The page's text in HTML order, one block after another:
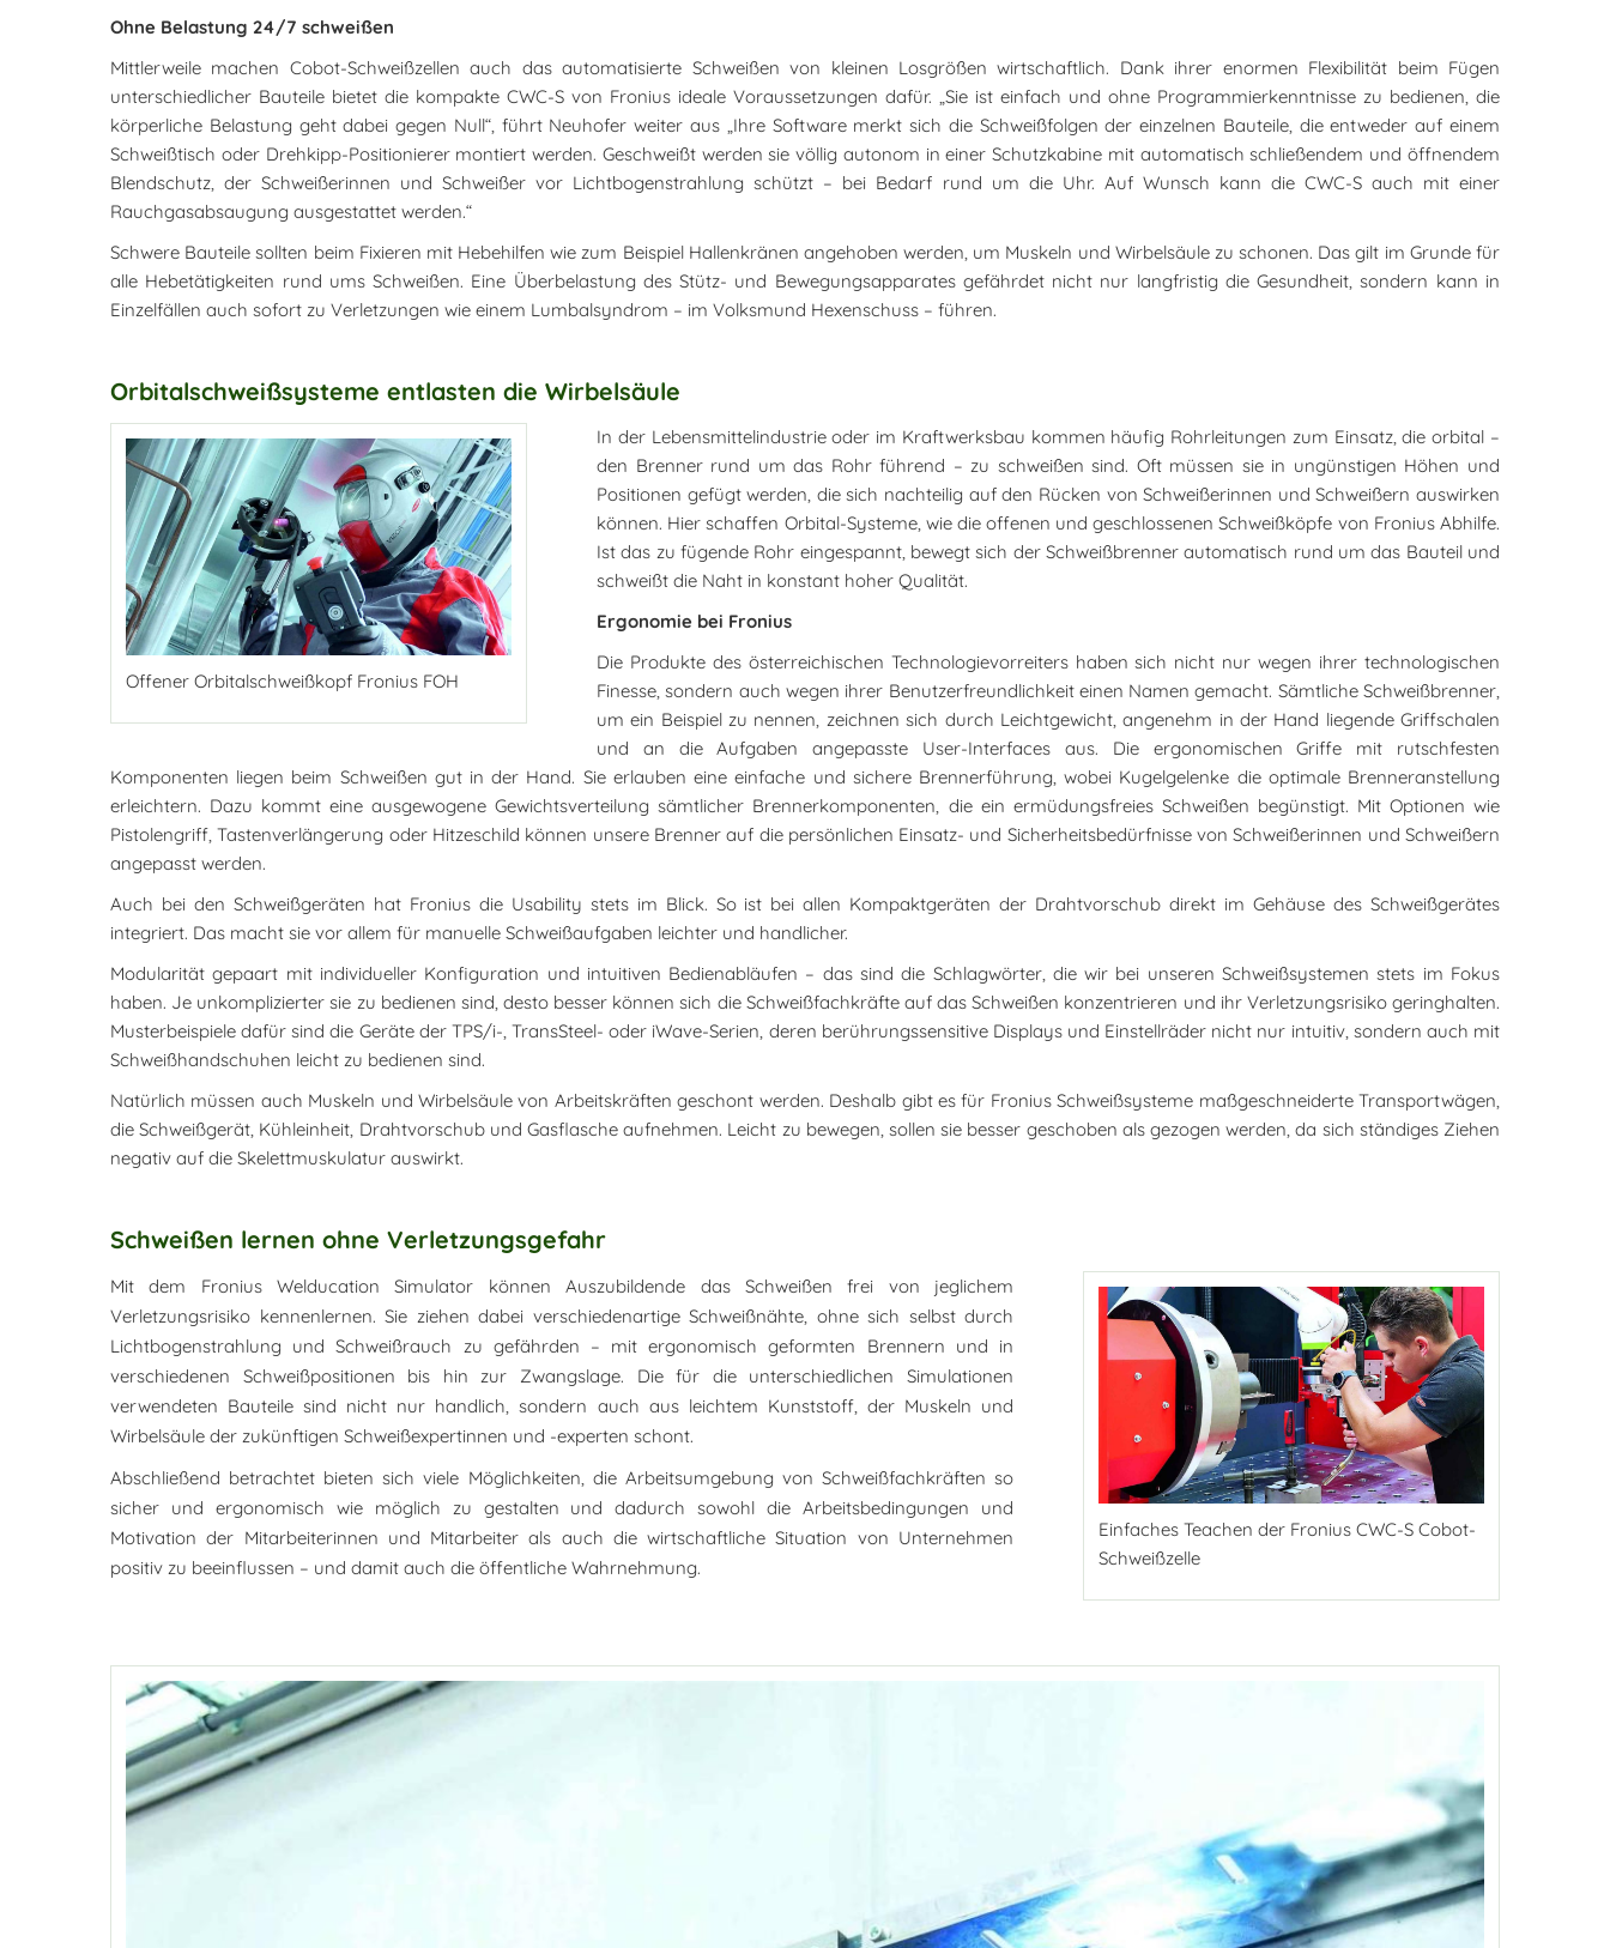
Ohne Belastung 24/7 schweißen
Mittlerweile machen Cobot-Schweißzellen auch das automatisierte Schweißen von kleinen Losgrößen wirtschaftlich. Dank ihrer enormen Flexibilität beim Fügen
unterschiedlicher Bauteile bietet die kompakte CWC-S von Fronius ideale Voraussetzungen dafür. „Sie ist einfach und ohne Programmierkenntnisse zu bedienen, die
körperliche Belastung geht dabei gegen Null“, führt Neuhofer weiter aus „Ihre Software merkt sich die Schweißfolgen der einzelnen Bauteile, die entweder auf einem
Schweißtisch oder Drehkipp-Positionierer montiert werden. Geschweißt werden sie völlig autonom in einer Schutzkabine mit automatisch schließendem und öffnendem
Blendschutz, der Schweißerinnen und Schweißer vor Lichtbogenstrahlung schützt – bei Bedarf rund um die Uhr. Auf Wunsch kann die CWC-S auch mit einer
Rauchgasabsaugung ausgestattet werden.“
Schwere Bauteile sollten beim Fixieren mit Hebehilfen wie zum Beispiel Hallenkränen angehoben werden, um Muskeln und Wirbelsäule zu schonen. Das gilt im Grunde für
alle Hebetätigkeiten rund ums Schweißen. Eine Überbelastung des Stütz- und Bewegungsapparates gefährdet nicht nur langfristig die Gesundheit, sondern kann in
Einzelfällen auch sofort zu Verletzungen wie einem Lumbalsyndrom – im Volksmund Hexenschuss – führen.
Orbitalschweißsysteme entlasten die Wirbelsäule
Offener Orbitalschweißkopf Fronius FOH
In der Lebensmittelindustrie oder im Kraftwerksbau kommen häufig Rohrleitungen zum Einsatz, die orbital –
den Brenner rund um das Rohr führend – zu schweißen sind. Oft müssen sie in ungünstigen Höhen und
Positionen gefügt werden, die sich nachteilig auf den Rücken von Schweißerinnen und Schweißern auswirken
können. Hier schaffen Orbital-Systeme, wie die offenen und geschlossenen Schweißköpfe von Fronius Abhilfe.
Ist das zu fügende Rohr eingespannt, bewegt sich der Schweißbrenner automatisch rund um das Bauteil und
schweißt die Naht in konstant hoher Qualität.
Ergonomie bei Fronius
Die Produkte des österreichischen Technologievorreiters haben sich nicht nur wegen ihrer technologischen
Finesse, sondern auch wegen ihrer Benutzerfreundlichkeit einen Namen gemacht. Sämtliche Schweißbrenner,
um ein Beispiel zu nennen, zeichnen sich durch Leichtgewicht, angenehm in der Hand liegende Griffschalen
und an die Aufgaben angepasste User-Interfaces aus. Die ergonomischen Griffe mit rutschfesten
Komponenten liegen beim Schweißen gut in der Hand. Sie erlauben eine einfache und sichere Brennerführung, wobei Kugelgelenke die optimale Brenneranstellung
erleichtern. Dazu kommt eine ausgewogene Gewichtsverteilung sämtlicher Brennerkomponenten, die ein ermüdungsfreies Schweißen begünstigt. Mit Optionen wie
Pistolengriff, Tastenverlängerung oder Hitzeschild können unsere Brenner auf die persönlichen Einsatz- und Sicherheitsbedürfnisse von Schweißerinnen und Schweißern
angepasst werden.
Auch bei den Schweißgeräten hat Fronius die Usability stets im Blick. So ist bei allen Kompaktgeräten der Drahtvorschub direkt im Gehäuse des Schweißgerätes
integriert. Das macht sie vor allem für manuelle Schweißaufgaben leichter und handlicher.
Modularität gepaart mit individueller Konfiguration und intuitiven Bedienabläufen – das sind die Schlagwörter, die wir bei unseren Schweißsystemen stets im Fokus
haben. Je unkomplizierter sie zu bedienen sind, desto besser können sich die Schweißfachkräfte auf das Schweißen konzentrieren und ihr Verletzungsrisiko geringhalten.
Musterbeispiele dafür sind die Geräte der TPS/i-, TransSteel- oder iWave-Serien, deren berührungssensitive Displays und Einstellräder nicht nur intuitiv, sondern auch mit
Schweißhandschuhen leicht zu bedienen sind.
Natürlich müssen auch Muskeln und Wirbelsäule von Arbeitskräften geschont werden. Deshalb gibt es für Fronius Schweißsysteme maßgeschneiderte Transportwägen,
die Schweißgerät, Kühleinheit, Drahtvorschub und Gasflasche aufnehmen. Leicht zu bewegen, sollen sie besser geschoben als gezogen werden, da sich ständiges Ziehen
negativ auf die Skelettmuskulatur auswirkt.
Schweißen lernen ohne Verletzungsgefahr
Einfaches Teachen der Fronius CWC-S Cobot-
Schweißzelle
Mit dem Fronius Welducation Simulator können Auszubildende das Schweißen frei von jeglichem
Verletzungsrisiko kennenlernen. Sie ziehen dabei verschiedenartige Schweißnähte, ohne sich selbst durch
Lichtbogenstrahlung und Schweißrauch zu gefährden – mit ergonomisch geformten Brennern und in
verschiedenen Schweißpositionen bis hin zur Zwangslage. Die für die unterschiedlichen Simulationen
verwendeten Bauteile sind nicht nur handlich, sondern auch aus leichtem Kunststoff, der Muskeln und
Wirbelsäule der zukünftigen Schweißexpertinnen und -experten schont.
Abschließend betrachtet bieten sich viele Möglichkeiten, die Arbeitsumgebung von Schweißfachkräften so
sicher und ergonomisch wie möglich zu gestalten und dadurch sowohl die Arbeitsbedingungen und
Motivation der Mitarbeiterinnen und Mitarbeiter als auch die wirtschaftliche Situation von Unternehmen
positiv zu beeinflussen – und damit auch die öffentliche Wahrnehmung.